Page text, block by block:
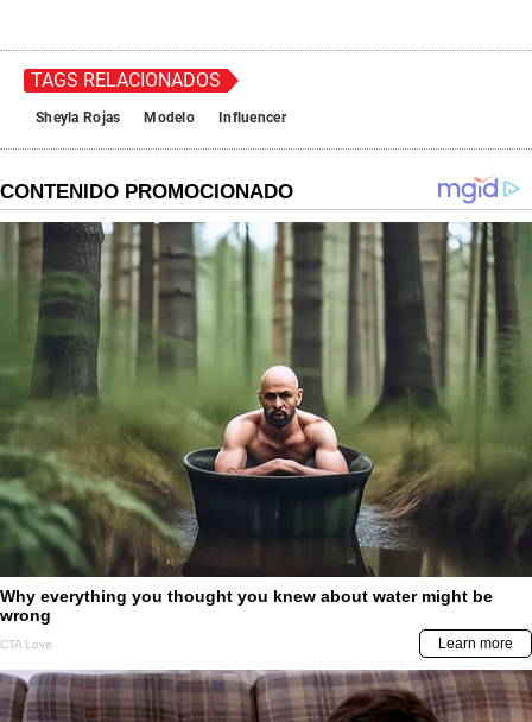
TAGS RELACIONADOS
Sheyla Rojas Modelo Influencer